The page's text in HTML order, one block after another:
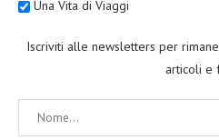
Una Vita di Viaggi
Iscriviti alle newsletters per
articoli e